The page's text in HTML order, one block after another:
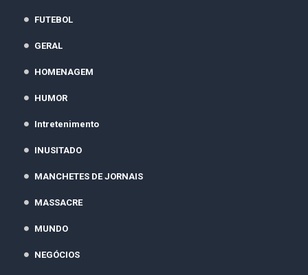
FUTEBOL
GERAL
HOMENAGEM
HUMOR
Intretenimento
INUSITADO
MANCHETES DE JORNAIS
MASSACRE
MUNDO
NEGÓCIOS